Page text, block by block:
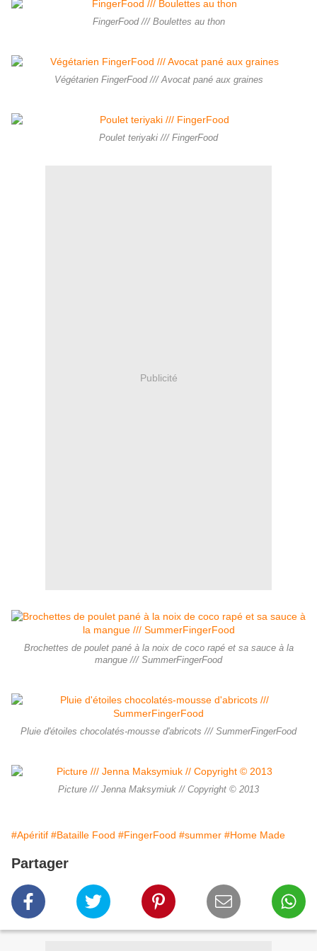
FingerFood /// Boulettes au thon
Végétarien FingerFood /// Avocat pané aux graines
Poulet teriyaki /// FingerFood
Publicité
Brochettes de poulet pané à la noix de coco rapé et sa sauce à la
mangue /// SummerFingerFood
Pluie d'étoiles chocolatés-mousse d'abricots /// SummerFingerFood
Picture /// Jenna Maksymiuk // Copyright © 2013
#Apéritif #Bataille Food #FingerFood #summer #Home Made
Partager